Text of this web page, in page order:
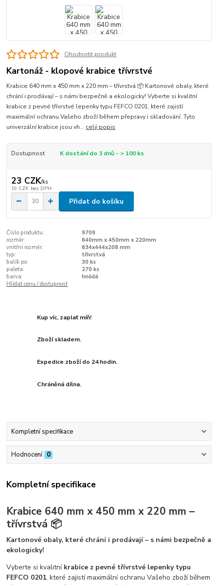
Ohodnotit produkt
Kartonáž - klopové krabice třívrstvé
Krabice 640 mm x 450 mm x 220 mm – třívrstvá 📦 Kartonové obaly, které
chrání i prodávají – s námi bezpečně a ekologicky! Vyberte si kvalitní
krabice z pevné třívrstvé lepenky typu FEFCO 0201, které zajistí
maximální ochranu Vašeho zboží během přepravy i skladování. Tyto
univerzální krabice jsou vh... celý popis
Dostupnost K dostání do 3 dnů - > 100 ks
23 CZK/ks
19 CZK bez DPH
Přidat do košíku
Číslo produktu:
9709
rozměr:
640mm x 450mm x 220mm
vnitřní rozměr:
634x444x208 mm
typ:
třívrstvá
balík po:
30 ks
paleta:
270 ks
barva:
hnědá
Hlídat cenu / dostupnost
Kup víc, zaplať míň!
Zboží skladem.
Expedice zboží do 24 hodin.
Chráněná dílna.
Kompletní specifikace
Hodnocení 0
Kompletní specifikace
Krabice 640 mm x 450 mm x 220 mm –
třívrstvá 📦
Kartonové obaly, které chrání i prodávají – s námi bezpečně a
ekologicky!
Vyberte si kvalitní krabice z pevné třívrstvé lepenky typu
FEFCO 0201, které zajistí maximální ochranu Vašeho zboží během